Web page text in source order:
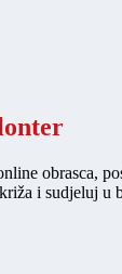
obrasca,
i sudjeluj u